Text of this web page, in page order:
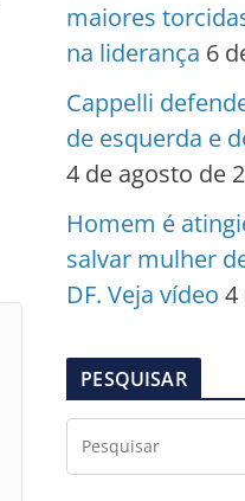
maiores
na liderança 6
Cappelli
de esquerda e
4 de agosto de
Homem é
salvar mulher
DF. Veja vídeo 4
PESQUISAR